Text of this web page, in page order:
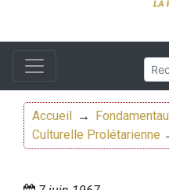
Accueil →
Culturelle Prolétarienne